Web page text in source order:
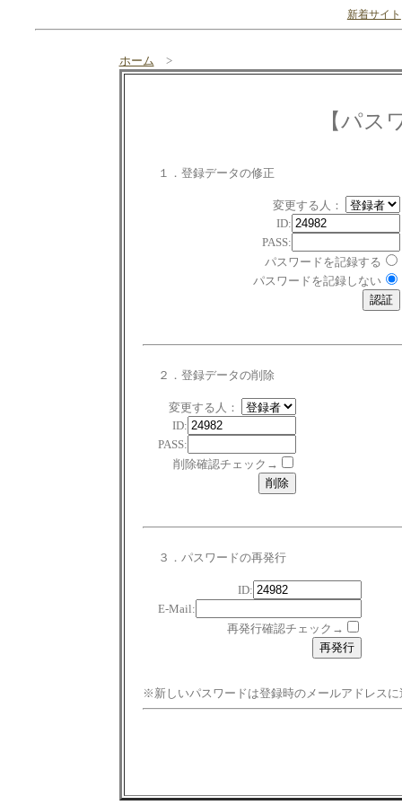
新着サイト
ホーム >
【パス
１．登録データの修正
変更する人：
ID:
PASS:
パスワードを記録する
パスワードを記録しない
２．登録データの削除
変更する人：
ID:
PASS:
削除確認チェック→
３．パスワードの再発行
ID:
E-Mail:
再発行確認チェック→
※新しいパスワードは登録時のメールアドレスに